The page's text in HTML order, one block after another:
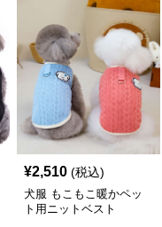
¥2,510 (税込)
犬服 もこもこ暖かペッ
ト用ニットベスト